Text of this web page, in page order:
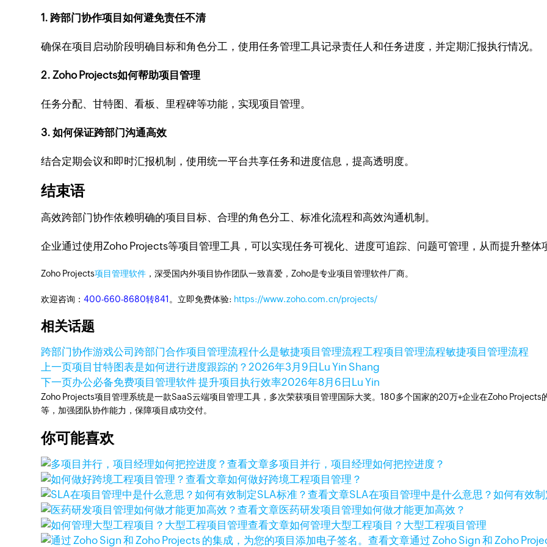
1. 跨部门协作项目如何避免责任不清
确保在项目启动阶段明确目标和角色分工，使用任务管理工具记录责任人和任务进度，并定期汇报执行情况。
2. Zoho Projects如何帮助项目管理
任务分配、甘特图、看板、里程碑等功能，实现项目管理。
3. 如何保证跨部门沟通高效
结合定期会议和即时汇报机制，使用统一平台共享任务和进度信息，提高透明度。
结束语
高效跨部门协作依赖明确的项目目标、合理的角色分工、标准化流程和高效沟通机制。
企业通过使用Zoho Projects等项目管理工具，可以实现任务可视化、进度可追踪、问题可管理，从而提升整体
Zoho Projects项目管理软件 ，深受国内外项目协作团队一致喜爱，Zoho是专业项目管理软件厂商。
欢迎咨询：400-660-8680转841 。立即免费体验: https://www.zoho.com.cn/projects/
相关话题
跨部门协作游戏公司跨部门合作项目管理流程什么是敏捷项目管理流程工程项目管理流程敏捷项目管理流程
上一页项目甘特图表是如何进行进度跟踪的？2026年3月9日 Lu Yin Shang
下一页办公必备免费项目管理软件 提升项目执行效率2026年8月6日 Lu Yin
Zoho Projects项目管理系统是一款SaaS云端项目管理工具，多次荣获项目管理国际大奖。180多个国家的20万+企业在Zoho
等，加强团队协作能力，保障项目成功交付。
你可能喜欢
查看文章多项目并行，项目经理如何把控进度？
查看文章如何做好跨境工程项目管理？
查看文章SLA在项目管理中是什么意思？如何有效制
查看文章医药研发项目管理如何做才能更加高效？
查看文章如何管理大型工程项目？大型工程项目管理
查看文章通过 Zoho Sign 和 Zoho